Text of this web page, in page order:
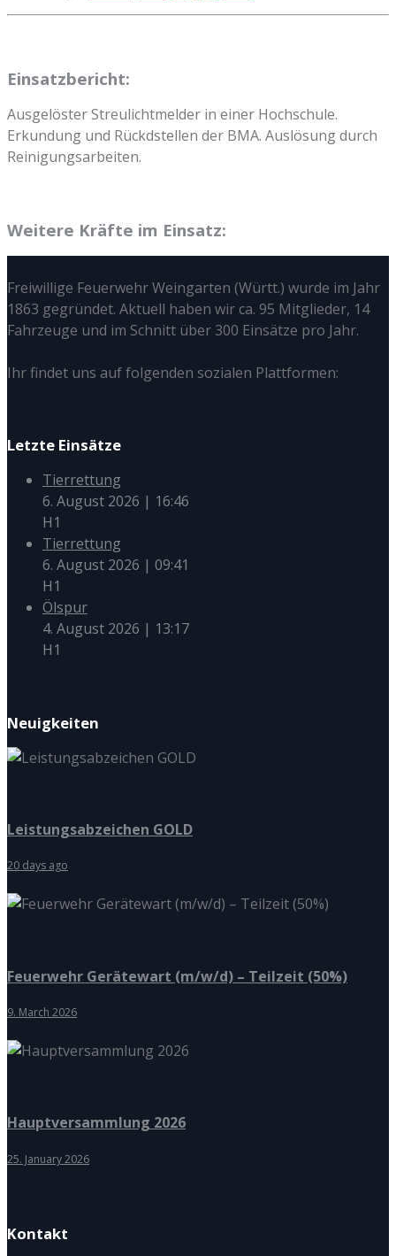
Einsatzbericht:
Ausgelöster Streulichtmelder in einer Hochschule.
Erkundung und Rückdstellen der BMA. Auslösung durch
Reinigungsarbeiten.
Weitere Kräfte im Einsatz:
Freiwillige Feuerwehr Weingarten (Württ.) wurde im Jahr
1863 gegründet. Aktuell haben wir ca. 95 Mitglieder, 14
Fahrzeuge und im Schnitt über 300 Einsätze pro Jahr.
Ihr findet uns auf folgenden sozialen Plattformen:
Letzte Einsätze
Tierrettung
6. August 2026 | 16:46
H1
Tierrettung
6. August 2026 | 09:41
H1
Ölspur
4. August 2026 | 13:17
H1
Neuigkeiten
Leistungsabzeichen GOLD
20 days ago
Feuerwehr Gerätewart (m/w/d) – Teilzeit (50%)
9. March 2026
Hauptversammlung 2026
25. January 2026
Kontakt